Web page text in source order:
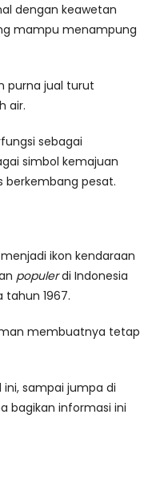
dengan keawetan
mampu menampung
purna jual turut
air.
sebagai
simbol kemajuan
berkembang pesat.
ikon kendaraan
populerdi Indonesia
tahun 1967.
membuatnya tetap
sampai jumpa di
bagikan informasi ini